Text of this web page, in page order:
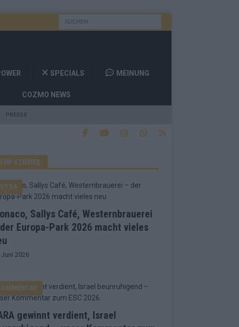
SPECIALS MEINUNG
COZMO NEWS
PRESSE
TOP STORIES
Sallys Café, Westernbrauerei
Europa-Park 2026 macht vieles
Juni 2026
gewinnt verdient, Israel